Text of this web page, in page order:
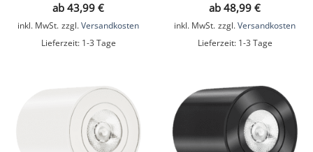
ab 43,99 €
inkl. MwSt. zzgl. Versandkosten
Lieferzeit: 1-3 Tage
ab 48,99 €
inkl. MwSt. zzgl. Versandkosten
Lieferzeit: 1-3 Tage